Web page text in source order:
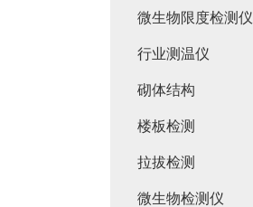
微生物限度检测仪
行业测温仪
砌体结构
楼板检测
拉拔检测
微生物检测仪